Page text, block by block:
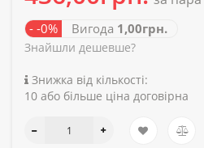
- -0% Вигода 1,00грн.
Знайшли дешевше?
Знижка від кількості:
10 або більше ціна договірна